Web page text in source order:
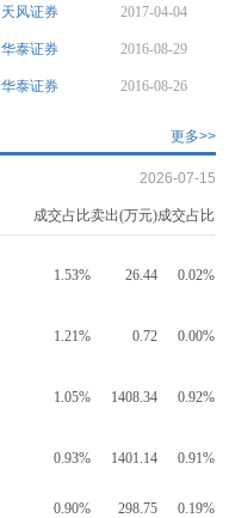
天风证券 2017-04-04
华泰证券 2016-08-29
华泰证券 2016-08-26
更多>>
2026-07-15
成交占比卖出(万元)成交占比
1.53% 26.44 0.02%
1.21% 0.72 0.00%
1.05% 1408.34 0.92%
0.93% 1401.14 0.91%
0.90% 298.75 0.19%